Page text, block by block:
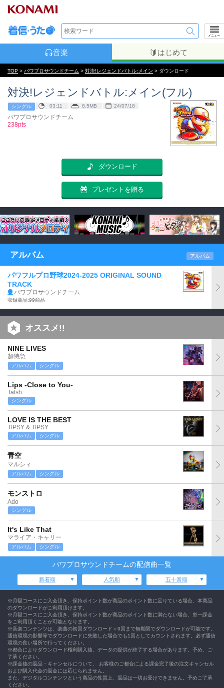
メニュー
音楽 はじめて
TOP > パワプロサウンドチーム > 対決!レジェンドバトル:メイン > ダウンロード
対決!レジェンドバトル:メイン(フル)
シングル 03:11 8.5MB 24/07/18
パワプロサウンドチーム
238pts
ダウンロード
プレゼントを贈る
アルバム アルバム
パワフルプロ野球2024-2025 ORIGINAL SOUND
TRACK
パワプロサウンドチーム
収録商品:99商品
オススメ!!
NINE LIVES
超特急
アルバム シングル
Lips -Close to You-
Tatsh
シングル
LOVE IS THE BEST
TIPSY & TIPSY
アルバム シングル
青空
マルシィ
アルバム シングル
モンストロ
Ado
シングル
It's Like That
マライア・キャリー
アルバム シングル
パワプロサウンドチームの配信曲一覧
新着順 人気順 五十音順
※月額コースにご入会頂き、保持ポイント数が商品のポイント数に足りている場合、本商品
のダウンロードがご利用頂けます。
※月額コースにご入会頂き、保持ポイント数が商品のポイント数に満たない場合、単一課金
をご利用頂くことが可能となります。
※音楽コンテンツは、楽曲の初回ダウンロード＋9回まで無期限でダウンロードが可能です。
通信環境の影響等でダウンロードに失敗した場合でも1回としてカウントされます。必ず通信
環境の良い場所で行ってください。
※都合によりダウンロード権利購入後、データの提供が終了する場合があります。予め、ご
了承ください。
※課金後の返品・キャンセルについて、 お客様のご都合による課金完了後の注文キャンセル
および購入代金の返金には応じられません。
また、デジタルコンテンツという商品の性質上、返品は一切お受けできません。予めご了承
ください。